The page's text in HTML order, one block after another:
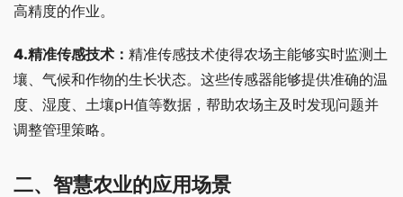
高精度的作业。
4.精准传感技术 ： 精准传感技术使得农场主能够实时监测土
壤、气候和作物的生长状态。这些传感器能够提供准确的温
度、湿度、土壤pH值等数据，帮助农场主及时发现问题并
调整管理策略。
二、 智慧农业的应用场景